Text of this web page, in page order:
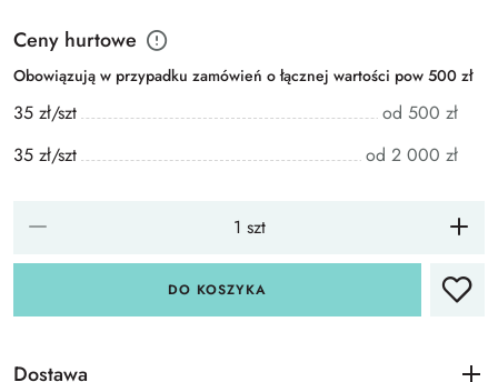
Ceny hurtowe
Obowiązują w przypadku zamówień o łącznej wartości pow 500 zł
35 zł/szt
od 500 zł
35 zł/szt
od 2 000 zł
DO KOSZYKA
Dostawa